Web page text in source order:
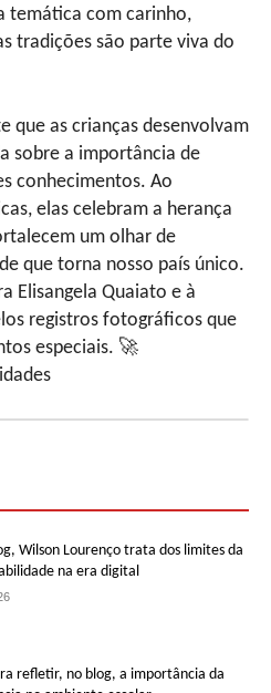
temática com carinho,
tradições são parte viva do
que as crianças desenvolvam
sobre a importância de
conhecimentos. Ao
elas celebram a herança
um olhar de
que torna nosso país único.
Elisangela Quaiato e à
registros fotográficos que
especiais. 🚀
Wilson Lourenço trata dos limites da
na era digital
refletir, no blog, a importância da